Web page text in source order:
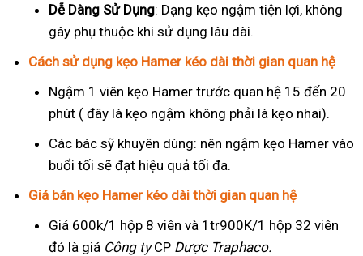
Dễ Dàng Sử Dụng: Dạng kẹo ngậm tiện lợi, không
gây phụ thuộc khi sử dụng lâu dài.
Cách sử dụng kẹo Hamer kéo dài thời gian quan hệ
Ngậm 1 viên kẹo Hamer trước quan hệ 15 đến 20
phút ( đây là kẹo ngậm không phải là kẹo nhai).
Các bác sỹ khuyên dùng: nên ngậm kẹo Hamer vào
buổi tối sẽ đạt hiệu quả tối đa.
Giá bán kẹo Hamer kéo dài thời gian quan hệ
Giá 600k/1 hộp 8 viên và 1tr900K/1 hộp 32 viên
đó là giá Công tyCP Dược Traphaco.